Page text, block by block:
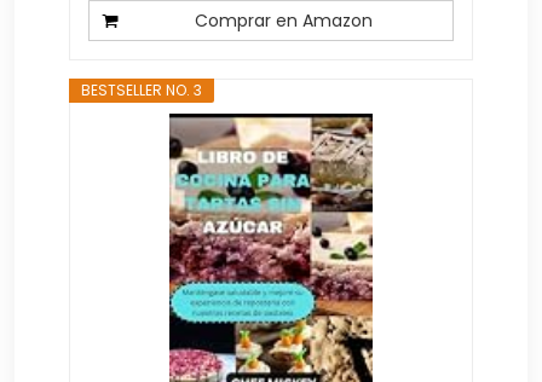
Comprar en Amazon
BESTSELLER NO. 3